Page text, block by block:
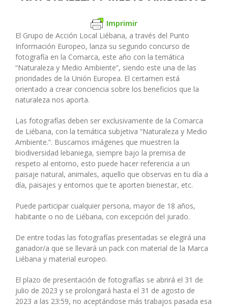
Imprimir
El Grupo de Acción Local Liébana, a través del Punto
Información Europeo, lanza su segundo concurso de
fotografía en la Comarca, este año con la temática
“Naturaleza y Medio Ambiente”, siendo este una de las
prioridades de la Unión Europea. El certamen está
orientado a crear conciencia sobre los beneficios que la
naturaleza nos aporta.
Las fotografías deben ser exclusivamente de la Comarca
de Liébana, con la temática subjetiva “Naturaleza y Medio
Ambiente.”. Buscamos imágenes que muestren la
biodiversidad lebaniega, siempre bajo la premisa de
respeto al entorno, esto puede hacer referencia a un
paisaje natural, animales, aquello que observas en tu día a
día, paisajes y entornos que te aporten bienestar, etc.
Puede participar cualquier persona, mayor de 18 años,
habitante o no de Liébana, con excepción del jurado.
De entre todas las fotografías presentadas se elegirá una
ganador/a que se llevará un pack con material de la Marca
Liébana y material europeo.
El plazo de presentación de fotografías se abrirá el 31 de
julio de 2023 y se prolongará hasta el 31 de agosto de
2023 a las 23:59, no aceptándose más trabajos pasada esa